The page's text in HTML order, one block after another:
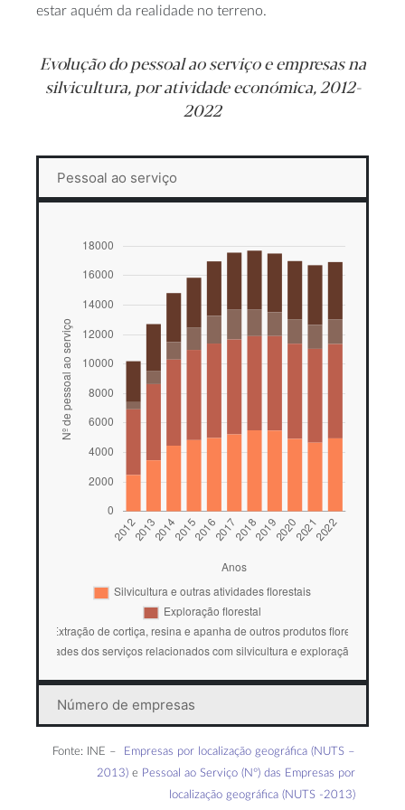
estar aquém da realidade no terreno.
Evolução do pessoal ao serviço e empresas na
silvicultura, por atividade económica, 2012-
2022
Pessoal ao serviço
Número de empresas
Fonte: INE –
Empresas por localização geográfica (NUTS –
2013) e Pessoal ao Serviço (Nº) das Empresas por
localização geográfica (NUTS -2013)